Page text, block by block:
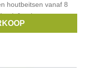
houtbeitsen vanaf 8
) & ook op onze